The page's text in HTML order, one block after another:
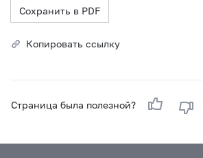
Сохранить в PDF
Копировать ссылку
Страница была полезной?